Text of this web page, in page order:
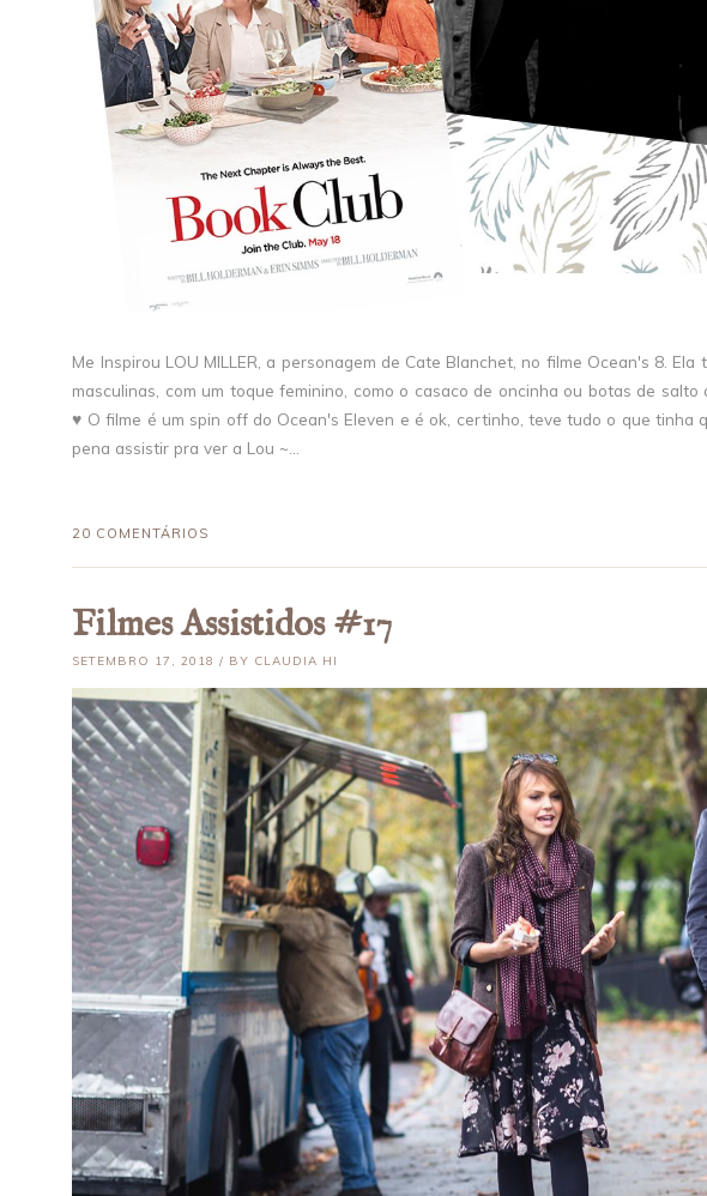
Me Inspirou LOU MILLER, a personagem de Cate Blanchet, no filme Ocean's 8.
masculinas, com um toque feminino, como o casaco de oncinha ou botas de
♥ O filme é um spin off do Ocean's Eleven e é ok, certinho, teve tudo o que tinha
pena assistir pra ver a Lou ~...
20 COMENTÁRIOS
Filmes Assistidos #17
SETEMBRO 17, 2018 / BY CLAUDIA HI